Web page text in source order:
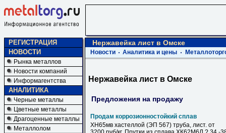
РЕГИСТРАЦИЯ
НОВОСТИ
Рынка металлов
Новости компаний
Информагентства
АНАЛИТИКА
Черные металлы
Цветные металлы
Драгоценные металлы
Металлолом
Нержавейка лист в Омске
Новости Аналитика и цены
Нержавейка лист в Омске
Предложения на продажу
Продам коррозионностойкий сплав
ХН65мв хастеллой (ЭП 567) труба, лист. от